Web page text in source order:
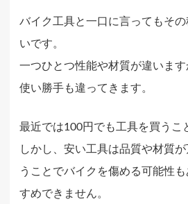
バイク工具と一口に言ってもそ
いです。
一つひとつ性能や材質が違います
使い勝手も違ってきます。
最近では100円でも工具を買うこ
しかし、安い工具は品質や材質
うことでバイクを傷める可能性
すめできません。